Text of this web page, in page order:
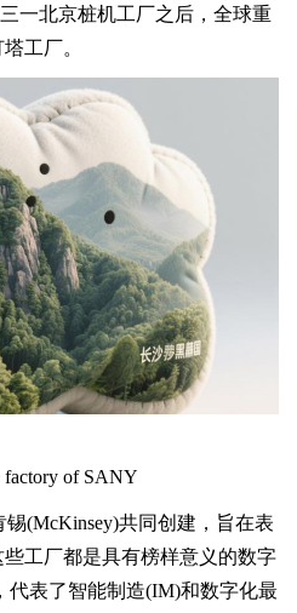
一北京桩机工厂之后，全球重
工厂。
factory of SANY
(McKinsey)共同创建，旨在表
工厂都是具有榜样意义的数字
代表了智能制造(IM)和数字化最